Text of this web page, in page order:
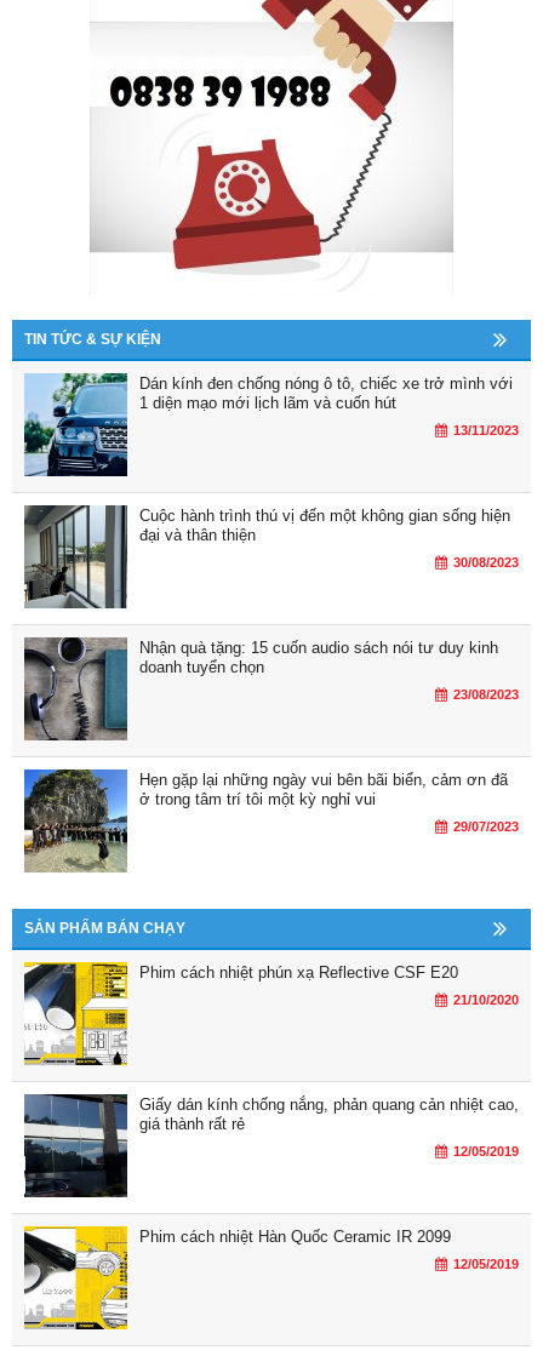
TIN TỨC & SỰ KIỆN
Dán kính đen chống nóng ô tô, chiếc xe trở mình với
1 diện mạo mới lịch lãm và cuốn hút
13/11/2023
Cuộc hành trình thú vị đến một không gian sống hiện
đại và thân thiện
30/08/2023
Nhận quà tặng: 15 cuốn audio sách nói tư duy kinh
doanh tuyển chọn
23/08/2023
Hẹn gặp lại những ngày vui bên bãi biển, cảm ơn đã
ở trong tâm trí tôi một kỳ nghỉ vui
29/07/2023
SẢN PHẨM BÁN CHẠY
Phim cách nhiệt phún xạ Reflective CSF E20
21/10/2020
Giấy dán kính chống nắng, phản quang cản nhiệt cao,
giá thành rất rẻ
12/05/2019
Phim cách nhiệt Hàn Quốc Ceramic IR 2099
12/05/2019